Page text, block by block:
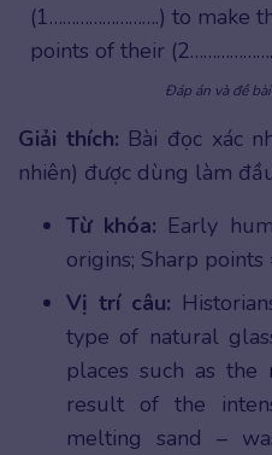
(1…………………….) to make
points of their
Đáp án và đề
Giải thích: Bài đọc xác
nhiên) được dùng làm
Từ khóa: Early
origins; Sharp points
Vị trí câu:
type of natural
places such as
result of the
melting sand –